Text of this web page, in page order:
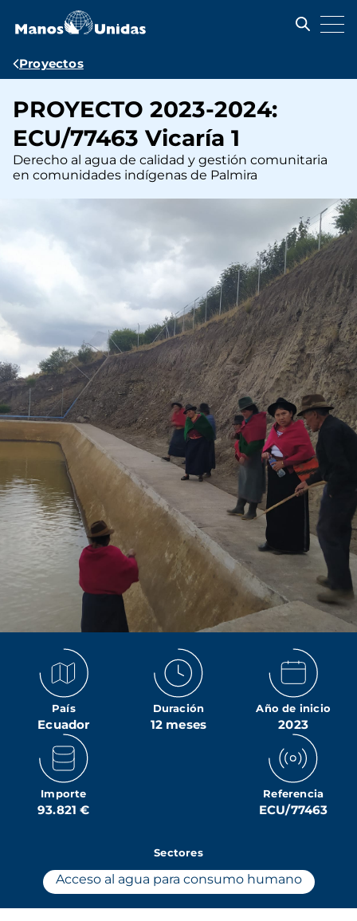
contenido
Ruta
navegación
Proyectos
PROYECTO 2023-2024:
ECU/77463 Vicaría 1
Derecho al agua de calidad y gestión comunitaria
en comunidades indígenas de Palmira
País
Ecuador
Duración
12 meses
Año de inicio
2023
Importe
93.821 €
Referencia
ECU/77463
Sectores
Acceso al agua para consumo humano